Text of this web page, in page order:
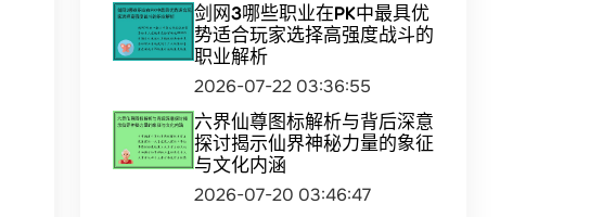
剑网3哪些职业在PK中最具优
势适合玩家选择高强度战斗的
职业解析
2026-07-22 03:36:55
六界仙尊图标解析与背后深意
探讨揭示仙界神秘力量的象征
与文化内涵
2026-07-20 03:46:47